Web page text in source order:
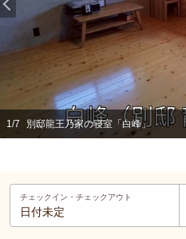
1/7 別邸龍王乃家の寝室「白峰」
チェックイン・ チェックアウト
日付未定